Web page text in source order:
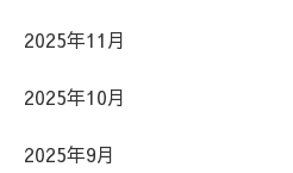
2025年11月
2025年10月
2025年9月